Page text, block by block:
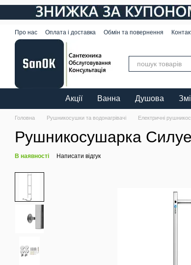
Перейти до основного контенту
Про нас Оплата і доставка Обмін та повернення
Акції Ванна Душова
Головна Рушникосушки та водонагрівачі Електричні
Рушникосушарка
В наявності Написати відгук